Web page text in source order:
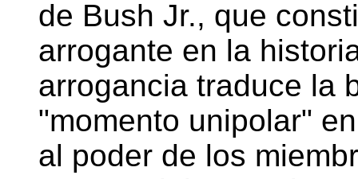
de Bush Jr., que
arrogante en la
arrogancia traduce la
"momento unipolar"
al poder de los